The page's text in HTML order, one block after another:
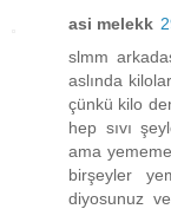
asi melekk
slmm
aslında
çünkü kilo
hep sıvı
ama
birşeyler
diyosunuz